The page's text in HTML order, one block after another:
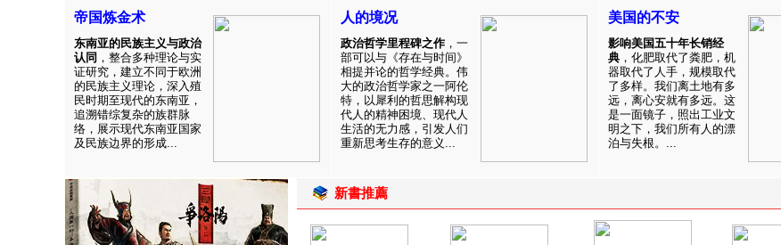
帝国炼金术
东南亚的民族主义与政治
认同 ，整合多种理论与实
证研究，建立不同于欧洲
的民族主义理论，深入殖
民时期至现代的东南亚，
追溯错综复杂的族群脉
络，展示现代东南亚国家
及民族边界的形成...
人的境况
政治哲学里程碑之作 ，一
部可以与《存在与时间》
相提并论的哲学经典。伟
大的政治哲学家之一阿伦
特，以犀利的哲思解构现
代人的精神困境、现代人
生活的无力感，引发人们
重新思考生存的意义...
美国的不安
影响美国五十年长销经
典 ，化肥取代了粪肥，机
器取代了人手，规模取代
了多样。我们离土地有多
远，离心安就有多远。这
是一面镜子，照出工业文
明之下，我们所有人的漂
泊与失根。...
新書推薦